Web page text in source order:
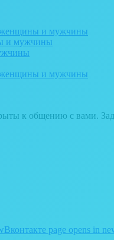
женщины и мужчины
и мужчины
женщины и мужчины
к общению с вами.
Вконтакте page opens in